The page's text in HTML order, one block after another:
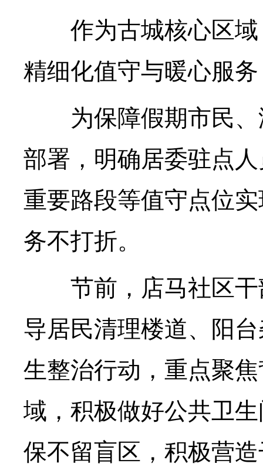
作为古城核心区域
精细化值守与暖心服
为保障假期市民、
部署，明确居委驻点
重要路段等值守点位
务不打折。
节前，店马社区干
导居民清理楼道、阳
生整治行动，重点聚
域，积极做好公共卫
保不留盲区，积极营